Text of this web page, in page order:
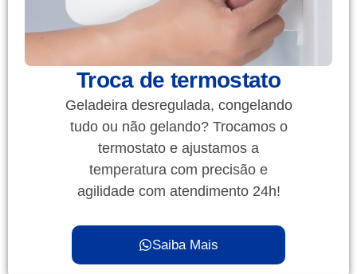
Troca de termostato
Geladeira desregulada, congelando
tudo ou não gelando? Trocamos o
termostato e ajustamos a
temperatura com precisão e
agilidade com atendimento 24h!
Saiba Mais